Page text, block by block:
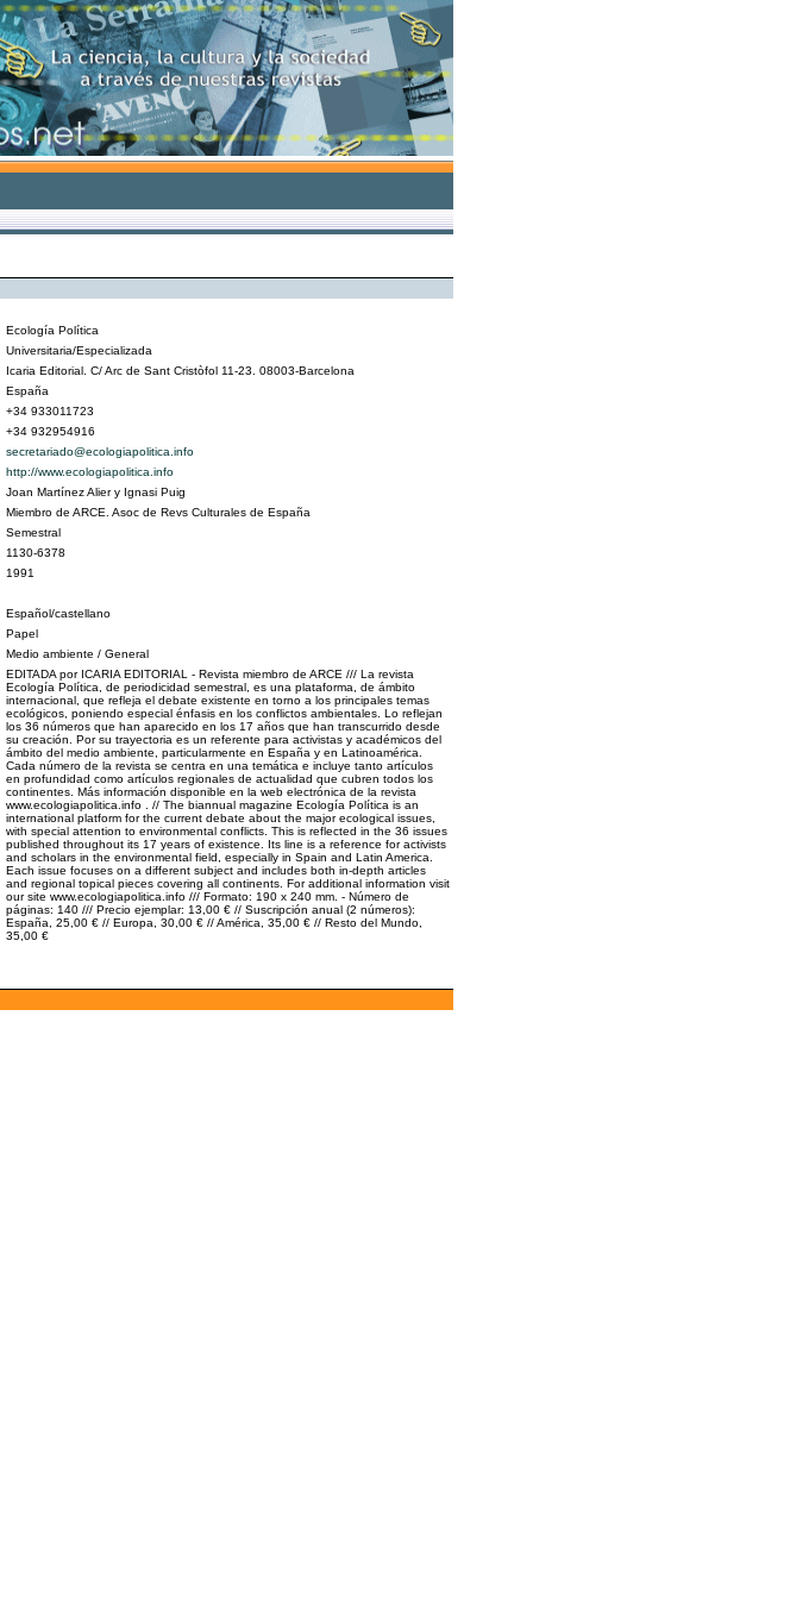
Ecología Política
Universitaria/Especializada
Icaria Editorial. C/ Arc de Sant Cristòfol 11-23. 08003-Barcelona
España
+34 933011723
+34 932954916
secretariado@ecologiapolitica.info
http://www.ecologiapolitica.info
Joan Martínez Alier y Ignasi Puig
Miembro de ARCE. Asoc de Revs Culturales de España
Semestral
1130-6378
1991
Español/castellano
Papel
Medio ambiente / General
EDITADA por ICARIA EDITORIAL - Revista miembro de ARCE /// La revista
Ecología Política, de periodicidad semestral, es una plataforma, de ámbito
internacional, que refleja el debate existente en torno a los principales temas
ecológicos, poniendo especial énfasis en los conflictos ambientales. Lo reflejan
los 36 números que han aparecido en los 17 años que han transcurrido desde
su creación. Por su trayectoria es un referente para activistas y académicos del
ámbito del medio ambiente, particularmente en España y en Latinoamérica.
Cada número de la revista se centra en una temática e incluye tanto artículos
en profundidad como artículos regionales de actualidad que cubren todos los
continentes. Más información disponible en la web electrónica de la revista
www.ecologiapolitica.info . // The biannual magazine Ecología Política is an
international platform for the current debate about the major ecological issues,
with special attention to environmental conflicts. This is reflected in the 36 issues
published throughout its 17 years of existence. Its line is a reference for activists
and scholars in the environmental field, especially in Spain and Latin America.
Each issue focuses on a different subject and includes both in-depth articles
and regional topical pieces covering all continents. For additional information visit
our site www.ecologiapolitica.info /// Formato: 190 x 240 mm. - Número de
páginas: 140 /// Precio ejemplar: 13,00 € // Suscripción anual (2 números):
España, 25,00 € // Europa, 30,00 € // América, 35,00 € // Resto del Mundo,
35,00 €